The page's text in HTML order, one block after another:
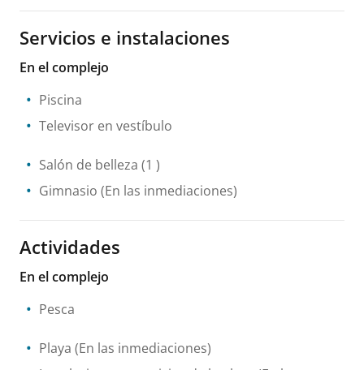
Servicios e instalaciones
En el complejo
Piscina
Televisor en vestíbulo
Salón de belleza (1 )
Gimnasio (En las inmediaciones)
Actividades
En el complejo
Pesca
Playa (En las inmediaciones)